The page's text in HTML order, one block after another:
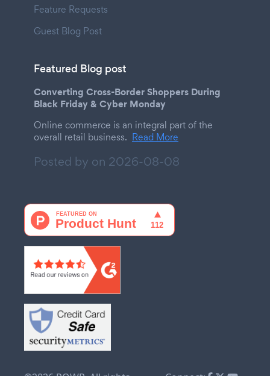
Feature Requests
Guest Blog Post
Featured Blog post
Converting Cross-Border Shoppers During
Black Friday & Cyber Monday
Online commerce is an integral part of the
overall retail business. Read More
Posted by on 2026-08-08